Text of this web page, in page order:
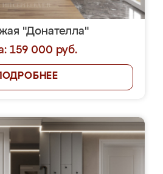
"Донателла"
159 000 руб.